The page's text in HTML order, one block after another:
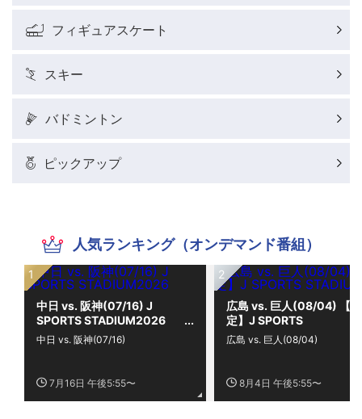
フィギュアスケート
スキー
バドミントン
ピックアップ
人気ランキング（オンデマンド番組）
中日 vs. 阪神(07/16) J
SPORTS STADIUM2026
7月16日 午後5:55〜
中日 vs. 阪神(07/16)
広島 vs. 巨人(08/04) 【限
定】J SPORTS
STADIUM2026
8月4日 午後5:55〜
広島 vs. 巨人(08/04)